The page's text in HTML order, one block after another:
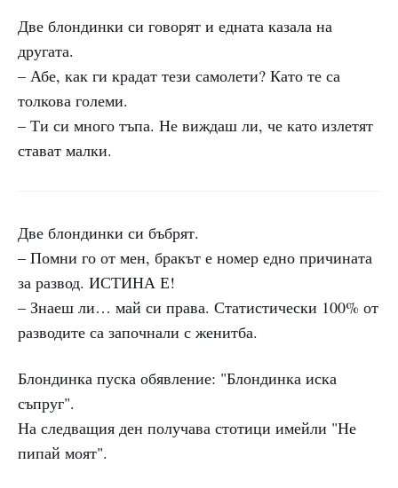
Две блондинки си говорят и едната казала на
другата.
– Абе, как ги крадат тези самолети? Като те са
толкова големи.
– Ти си много тъпа. Не виждаш ли, че като излетят
стават малки.
Две блондинки си бъбрят.
– Помни го от мен, бракът е номер едно причината
за развод. ИСТИНА Е!
– Знаеш ли… май си права. Статистически 100% от
разводите са започнали с женитба.
Блондинка пуска обявление: "Блондинка иска
съпруг".
На следващия ден получава стотици имейли "Не
пипай моят".